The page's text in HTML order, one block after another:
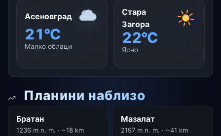
Асеновград
21°C
Малко облаци
Стара
Загора
22°C
Ясно
Планини наблизо
Братан
1236 m n. m. · ~18 km
Мазалат
2197 m n. m. · ~41 km